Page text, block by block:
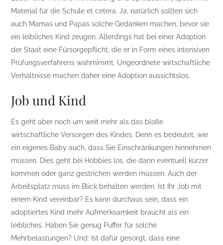
Material für die Schule et cetera. Ja, natürlich sollten sich
auch Mamas und Papas solche Gedanken machen, bevor sie
ein leibliches Kind zeugen. Allerdings hat bei einer Adoption
der Staat eine Fürsorgepflicht, die er in Form eines intensiven
Prüfungsverfahrens wahrnimmt. Ungeordnete wirtschaftliche
Verhältnisse machen daher eine Adoption aussichtslos.
Job und Kind
Es geht aber noch um weit mehr als das bloße
wirtschaftliche Versorgen des Kindes. Denn es bedeutet, wie
ein eigenes Baby auch, dass Sie Einschränkungen hinnehmen
müssen. Dies geht bei Hobbies los, die dann eventuell kürzer
kommen oder ganz gestrichen werden müssen. Auch der
Arbeitsplatz muss im Blick behalten werden. Ist Ihr Job mit
einem Kind vereinbar? Es kann durchaus sein, dass ein
adoptiertes Kind mehr Aufmerksamkeit braucht als ein
leibliches. Haben Sie genug Puffer für solche
Mehrbelastungen? Und: Ist dafür gesorgt, dass eine